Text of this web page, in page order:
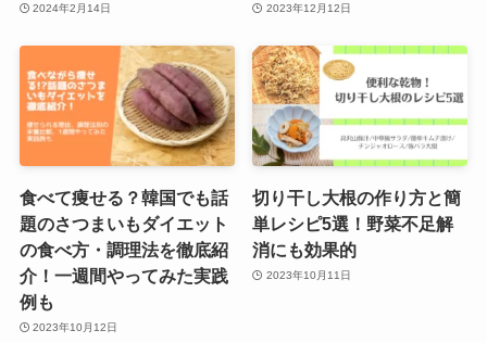
2024年2月14日 2023年12月12日
食べて痩せる？韓国でも話
題のさつまいもダイエット
の食べ方・調理法を徹底紹
介！一週間やってみた実践
例も
2023年10月12日
切り干し大根の作り方と簡
単レシピ5選！野菜不足解
消にも効果的
2023年10月11日